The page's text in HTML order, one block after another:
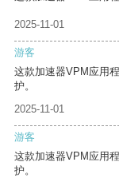
2025-11-01
游客
这款加速器VPM应用
护。
2025-11-01
游客
这款加速器VPM应用
护。